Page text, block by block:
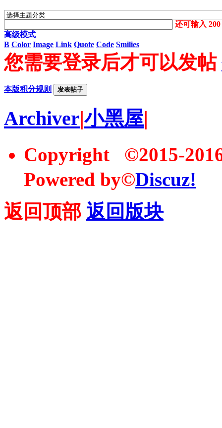
还可输入200
高级模式
B Color Image Link Quote Code Smilies
您需要登录后才可以发帖
本版积分规则 发表帖子
Archiver|小黑屋|
Copyright ©2015-
Powered by©Discuz!
返回顶部 返回版块